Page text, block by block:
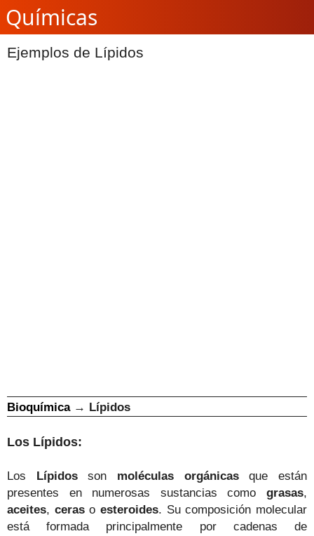
Químicas
Ejemplos de Lípidos
Bioquímica → Lípidos
Los Lípidos:
Los Lípidos son moléculas orgánicasque están
presentes en numerosas sustancias como grasas,
aceites, cerasoesteroides. Sucomposición molecular
está formada principalmente por cadenas de